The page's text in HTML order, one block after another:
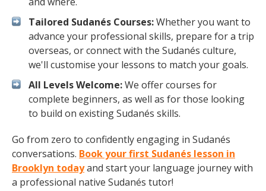
Tailored Sudanés Courses:Whether you want to
advance your professional skills, prepare for a trip
overseas, or connect with the Sudanés culture,
we'll customise your lessons to match your goals.
All Levels Welcome:We offer courses for
complete beginners, as well as for those looking
to build on existing Sudanés skills.
Go from zero to confidently engaging in Sudanés
conversations. Book your first Sudanés lesson in
Brooklyn todayand start your language journey with
a professional native Sudanés tutor!